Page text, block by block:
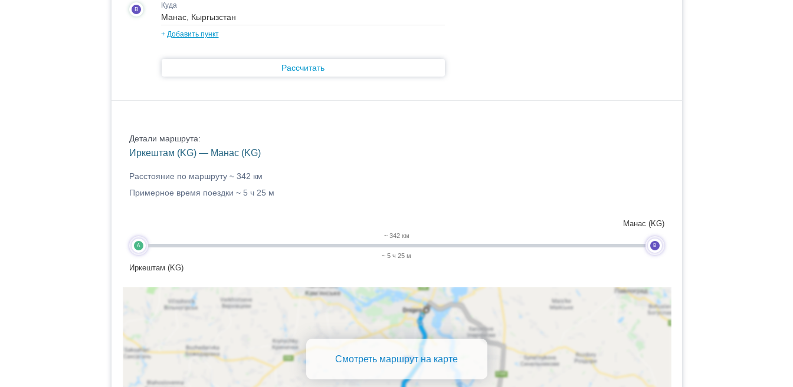
B Куда
+ Добавить пункт
Рассчитать
Детали маршрута:
Иркештам (KG) — Манас (KG)
Расстояние по маршруту ~ 342 км
Примерное время поездки ~ 5 ч 25 м
A
Иркештам (KG)
~ 342 км
~ 5 ч 25 м
B
Манас (KG)
Смотреть маршрут на карте